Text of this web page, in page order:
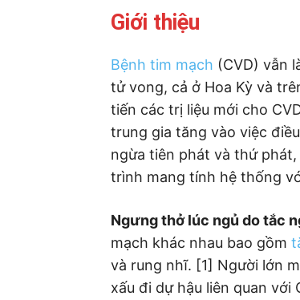
Giới thiệu
Bệnh tim mạch (CVD) vẫn
tử vong, cả ở Hoa Kỳ và
tiến các trị liệu mới cho
trung gia tăng vào việc
ngừa tiên phát và thứ
trình mang tính hệ thống
Ngưng thở lúc ngủ do tắc
mạch khác nhau bao gồm
và rung nhĩ. [1] Người lớn
xấu đi dự hậu liên quan với